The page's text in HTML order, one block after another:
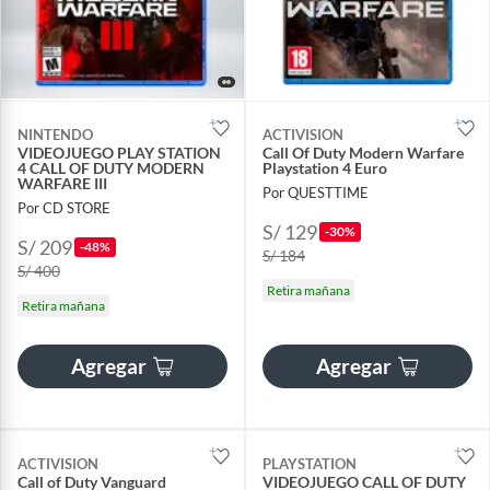
NINTENDO
VIDEOJUEGO PLAY STATION
4 CALL OF DUTY MODERN
WARFARE III
Por CD STORE
S/ 209 -48%
S/ 400
Retira mañana
Agregar
ACTIVISION
Call Of Duty Modern Warfare
Playstation 4 Euro
Por QUESTTIME
S/ 129 -30%
S/ 184
Retira mañana
Agregar
ACTIVISION
Call of Duty Vanguard
PLAYSTATION
VIDEOJUEGO CALL OF DUTY